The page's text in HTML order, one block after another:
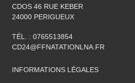
CDOS 46 RUE KEBER
24000 PERIGUEUX
TÉL. : 0765513854
CD24@FFNATATIONLNA.FR
INFORMATIONS LÉGALES